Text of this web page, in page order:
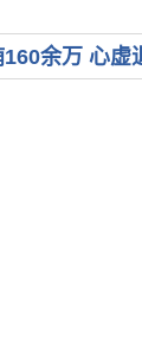
余万 心虚